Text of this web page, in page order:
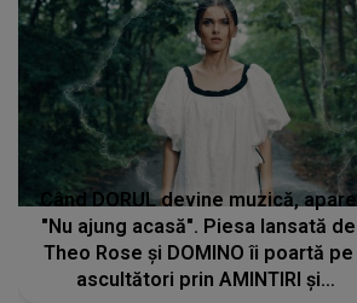
Când DORUL devine muzică, apare
"Nu ajung acasă". Piesa lansată de
Theo Rose și DOMINO îi poartă pe
ascultători prin AMINTIRI și